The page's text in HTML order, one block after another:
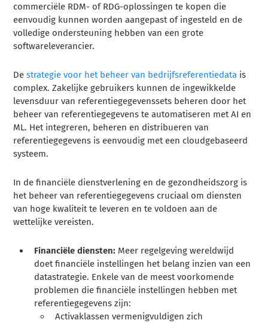
commerciële RDM- of RDG-oplossingen te kopen die
eenvoudig kunnen worden aangepast of ingesteld en de
volledige ondersteuning hebben van een grote
softwareleverancier.
Destrategie voor het beheer van bedrijfsreferentiedata is
complex. Zakelijke gebruikers kunnen de ingewikkelde
levensduur van referentiegegevenssets beheren door het
beheer van referentiegegevens te automatiseren met AI en
ML. Het integreren, beheren en distribueren van
referentiegegevens is eenvoudig met een cloudgebaseerd
systeem.
In de financiële dienstverlening en de gezondheidszorg is
het beheer van referentiegegevens cruciaal om diensten
van hoge kwaliteit te leveren en te voldoen aan de
wettelijke vereisten.
Financiële diensten: Meer regelgeving wereldwijd
doet financiële instellingen het belang inzien van een
datastrategie. Enkele van de meest voorkomende
problemen die financiële instellingen hebben met
referentiegegevens zijn:
Activaklassen vermenigvuldigen zich